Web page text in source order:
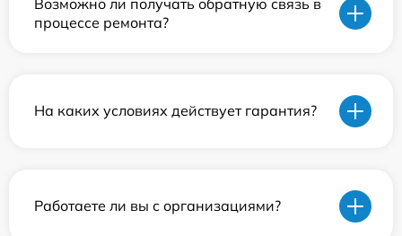
процессе ремонта?
На каких условиях действует гарантия?
Работаете ли вы с организациями?